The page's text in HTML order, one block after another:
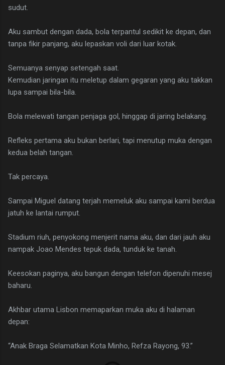
sudut.
Aku sambut dengan dada, bola terpantul sedikit ke depan, dan
tanpa fikir panjang, aku lepaskan voli dari luar kotak.
Semuanya senyap setengah saat.
Kemudian jaringan itu meletup dalam gegaran yang aku takkan
lupa sampai bila-bila.
Bola melewati tangan penjaga gol, hinggap di jaring belakang.
Refleks pertama aku bukan berlari, tapi menutup muka dengan
kedua belah tangan.
Tak percaya.
Sampai Miguel datang terjah memeluk aku sampai kami berdua
jatuh ke lantai rumput.
Stadium riuh, penyokong menjerit nama aku, dan dari jauh aku
nampak Joao Mendes tepuk dada, tunduk ke tanah.
Keesokan paginya, aku bangun dengan telefon dipenuhi mesej
baharu.
Akhbar utama Lisbon memaparkan muka aku di halaman
depan:
“Anak Braga Selamatkan Kota Minho, Refza Rayong, 93.”